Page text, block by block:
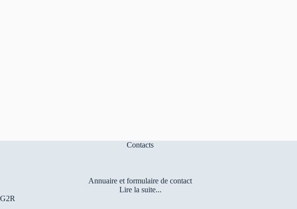
Contacts
Annuaire et formulaire de contact
Lire la suite...